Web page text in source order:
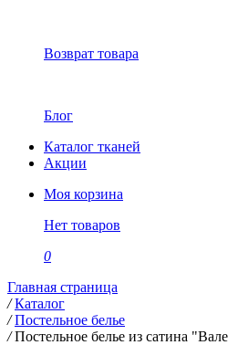
Возврат товара
Блог
Каталог тканей
Акции
Моя корзина
Нет товаров
0
Главная страница
/ Каталог
/ Постельное белье
/ Постельное белье из сатина